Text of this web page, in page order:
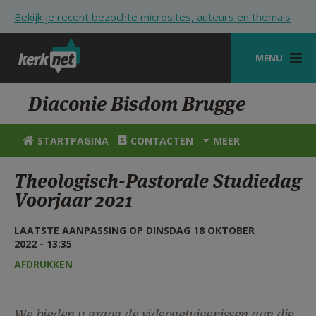
Bekijk je recent bezochte microsites, auteurs en thema's
MENU
STARTPAGINA
KERK
VIERINGEN
SHOP
HULP
STARTPAGINA PORTAAL
Diaconie Bisdom Brugge
STARTPAGINA CONTACTEN MEER
Theologisch-Pastorale Studiedag
Voorjaar 2021
LAATSTE AANPASSING OP DINSDAG 18 OKTOBER
2022 - 13:35
AFDRUKKEN